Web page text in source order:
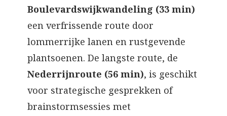
Boulevardswijkwandeling (33 min)
een verfrissende route door
lommerrijke lanen en rustgevende
plantsoenen. De langste route, de
Nederrijnroute (56 min), is geschikt
voor strategische gesprekken of
brainstormsessies met